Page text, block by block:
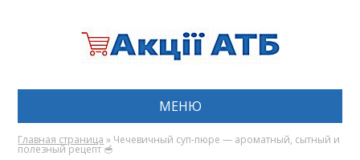
МЕНЮ
Главная страница » Чечевичный суп-пюре — ароматный, сытный и
полезный рецепт 🥣